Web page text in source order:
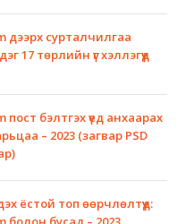
дээрх сурталчилгаа
17 төрлийн үг хэллэгүүд
бэлтгэх үед анхаарах
– 2023 (загвар PSD
ёстой топ өөрчлөлтүүд: